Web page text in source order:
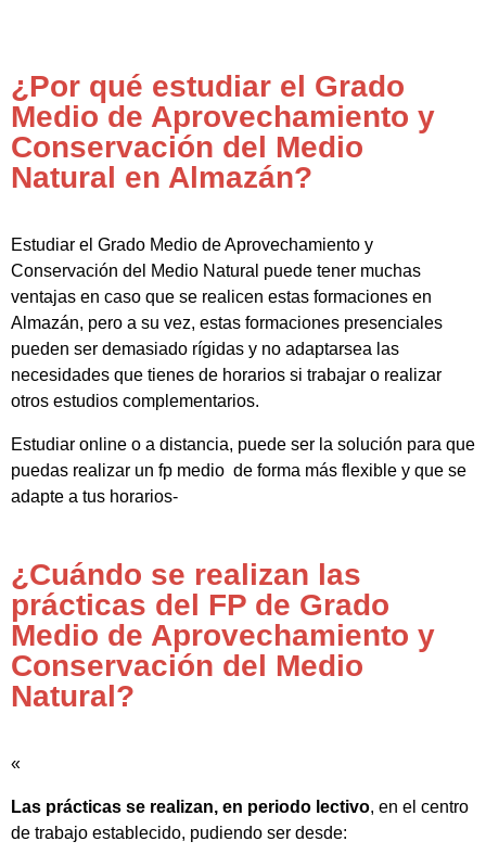
¿Por qué estudiar el Grado
Medio de Aprovechamiento y
Conservación del Medio
Natural en Almazán?
Estudiar el Grado Medio de Aprovechamiento y
Conservación del Medio Natural puede tener muchas
ventajas en caso que se realicen estas formaciones en
Almazán, pero a su vez, estas formaciones presenciales
pueden ser demasiado rígidas y no adaptarsea las
necesidades que tienes de horarios si trabajar o realizar
otros estudios complementarios.
Estudiar online o a distancia, puede ser la solución para que
puedas realizar un fp medio de forma más flexible y que se
adapte a tus horarios-
¿Cuándo se realizan las
prácticas del FP de Grado
Medio de Aprovechamiento y
Conservación del Medio
Natural?
«
Las prácticas se realizan, en periodo lectivo, en el centro
de trabajo establecido, pudiendo ser desde: